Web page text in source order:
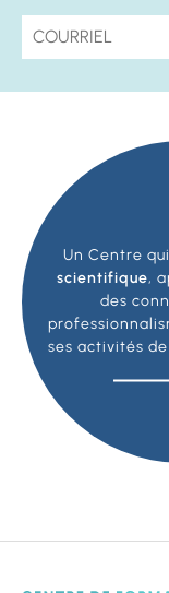
Un Centre
scientifique,
des
ses activités